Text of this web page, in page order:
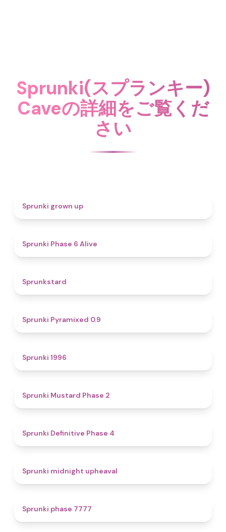
Sprunki(スプランキー)
Caveの詳細をご覧くだ
さい
Sprunki grown up
Sprunki Phase 6 Alive
Sprunkstard
Sprunki Pyramixed 0.9
Sprunki 1996
Sprunki Mustard Phase 2
Sprunki Definitive Phase 4
Sprunki midnight upheaval
Sprunki phase 7777